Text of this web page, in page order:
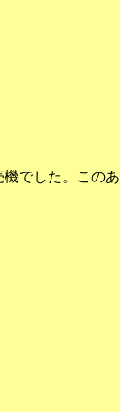
でした。この